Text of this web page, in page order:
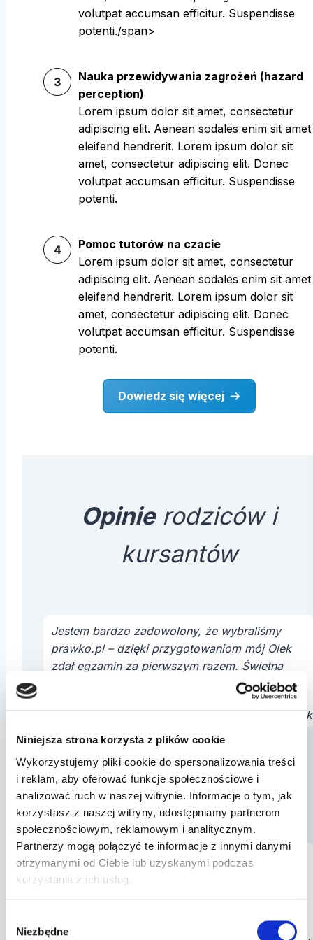
Niniejsza strona korzysta z plików cookie
Wykorzystujemy pliki cookie do spersonalizowania treści
i reklam, aby oferować funkcje społecznościowe i
analizować ruch w naszej witrynie. Informacje o tym, jak
korzystasz z naszej witryny, udostępniamy partnerom
społecznościowym, reklamowym i analitycznym.
Partnerzy mogą połączyć te informacje z innymi danymi
otrzymanymi od Ciebie lub uzyskanymi podczas
korzystania z ich usług.
zgody
Niezbędne
volutpat accumsan efficitur. Suspendisse
potenti./span>
Nauka przewidywania zagrożeń (hazard
perception)
Lorem ipsum dolor sit amet, consectetur
adipiscing elit. Aenean sodales enim sit amet
eleifend hendrerit. Lorem ipsum dolor sit
amet, consectetur adipiscing elit. Donec
volutpat accumsan efficitur. Suspendisse
potenti.
Pomoc tutorów na czacie
Lorem ipsum dolor sit amet, consectetur
adipiscing elit. Aenean sodales enim sit amet
eleifend hendrerit. Lorem ipsum dolor sit
amet, consectetur adipiscing elit. Donec
volutpat accumsan efficitur. Suspendisse
potenti.
Dowiedz się więcej
Opinierodziców i
kursantów
Jestem bardzo zadowolony, że wybraliśmy
prawko.pl – dzięki przygotowaniom mój Olek
zdał egzamin za pierwszym razem. Świetna
Jan, tata
prawko.pl to ogromne wsparcie dla przyszłych
kierowców! Janek zdobył solidną wiedzę i